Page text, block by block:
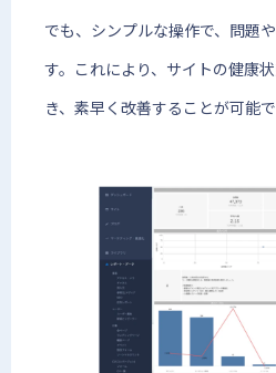
でも、シンプルな操作で、問題
す。これにより、サイトの健康
き、素早く改善することが可能で